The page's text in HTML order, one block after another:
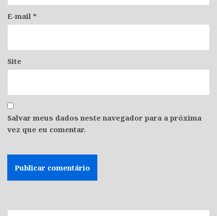
E-mail *
Site
Salvar meus dados neste navegador para a próxima
vez que eu comentar.